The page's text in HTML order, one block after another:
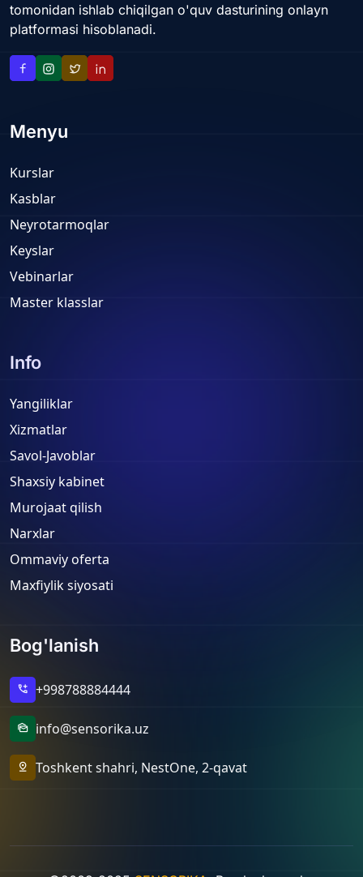
tomonidan ishlab chiqilgan o'quv dasturining onlayn
platformasi hisoblanadi.
Menyu
Kurslar
Kasblar
Neyrotarmoqlar
Keyslar
Vebinarlar
Master klasslar
Info
Yangiliklar
Xizmatlar
Savol-Javoblar
Shaxsiy kabinet
Murojaat qilish
Narxlar
Ommaviy oferta
Maxfiylik siyosati
Bog'lanish
add_call +998788884444
mark_as_unread info@sensorika.uz
pin_drop Toshkent shahri, NestOne, 2-qavat